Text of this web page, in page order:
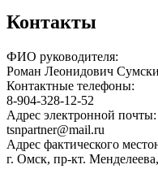
Контакты
ФИО руководителя:
Роман Леонидович
Контактные телефоны:
8-904-328-12-52
Адрес электронной почты:
tsnpartner@mail.ru
Адрес фактического
г. Омск, пр-кт.